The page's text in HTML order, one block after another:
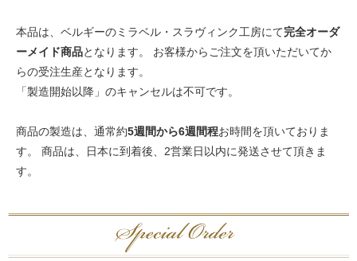
本品は、ベルギーのミラベル・スラヴィンク工房にて完全オーダ
ーメイド商品となります。 お客様からご注文を頂いただいてか
らの受注生産となります。
「製造開始以降」のキャンセルは不可です。
商品の製造は、通常約5週間から6週間程お時間を頂いておりま
す。 商品は、日本に到着後、2営業日以内に発送させて頂きま
す。